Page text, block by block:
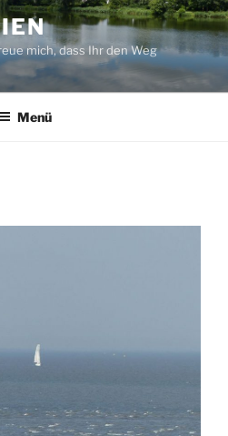
mich, dass Ihr den Weg
Menü